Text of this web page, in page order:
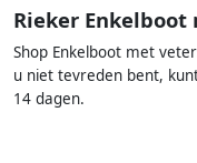
Rieker Enkelboot
Shop Enkelboot met
u niet tevreden bent,
14 dagen.